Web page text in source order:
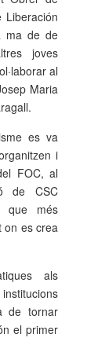
ma de de
joves
al
Maria
es va
i
FOC, al
de CSC
que més
on es crea
als
de tornar
el primer